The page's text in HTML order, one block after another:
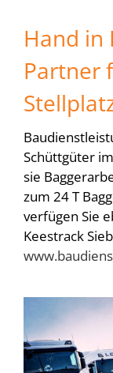
Hand in
Partner
Schüttgüter
sie
zum 24 T
verfügen Sie
Keestrack